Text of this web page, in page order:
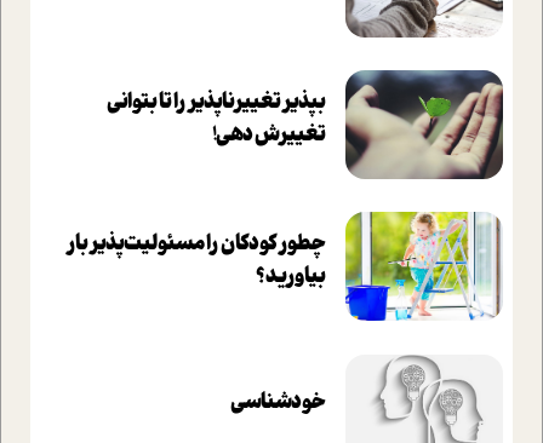
بپذير تغييرناپذير را تا بتواني
تغييرش دهي!‏
چطور کودکان را مسئولیت‌پذیر بار
بیاورید؟
خودشناسی